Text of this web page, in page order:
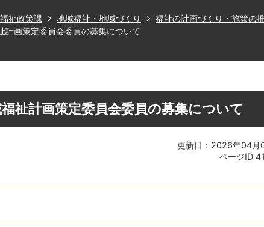
福祉政策課 地域福祉・地域づくり
福祉の計画づくり・施策の
計画策定委員会委員の募集について
祉計画策定委員会委員の募集について
更新日：2026年04月
ページID